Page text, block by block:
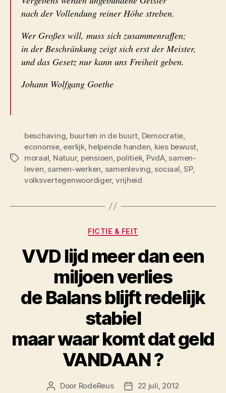
nach der Vollendung reiner Höhe streben.
Wer Großes will, muss sich zusammenraffen;
in der Beschränkung zeigt sich erst der Meister,
und das Gesetz nur kann uns Freiheit geben.
Johann Wolfgang Goethe
Tags
beschaving buurten in de buurt Democratie
economie, eerlijk, helpende handen kies bewust
moraal Natuur, pensioen politiek, PvdA, samen-
leven samen-werken samenleving sociaal ,SP,
volksvertegenwoordiger, vrijheid
Categorieën
FICTIE & FEIT
VVD lijd meer dan een
miljoen verlies
de Balans blijft redelijk
stabiel
maar waar komt dat geld
VANDAAN ?
Berichtauteur
Door RodeReus Berichtdatum
22 juli, 2012